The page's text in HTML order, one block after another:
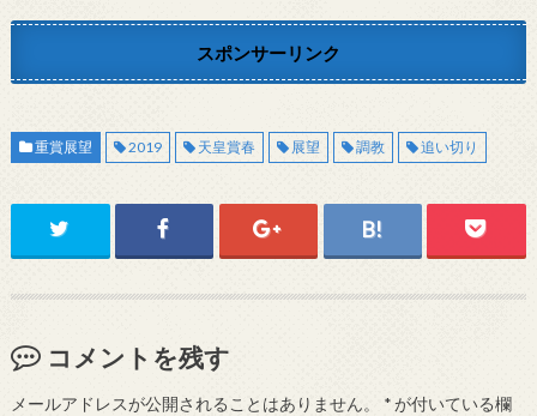
スポンサーリンク
重賞展望 2019 天皇賞春 展望 調教 追い切り
コメントを残す
メールアドレスが公開されることはありません。 *が付いている欄